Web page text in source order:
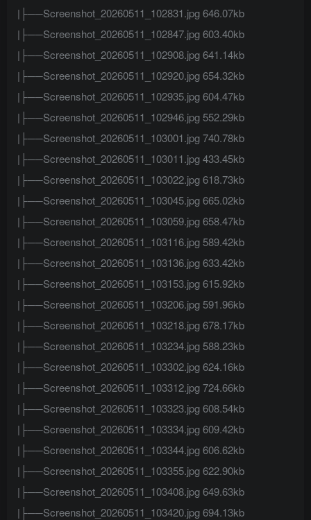
|├──Screenshot_20260511_102831.jpg 646.07kb
|├──Screenshot_20260511_102847.jpg 603.40kb
|├──Screenshot_20260511_102908.jpg 641.14kb
|├──Screenshot_20260511_102920.jpg 654.32kb
|├──Screenshot_20260511_102935.jpg 604.47kb
|├──Screenshot_20260511_102946.jpg 552.29kb
|├──Screenshot_20260511_103001.jpg 740.78kb
|├──Screenshot_20260511_103011.jpg 433.45kb
|├──Screenshot_20260511_103022.jpg 618.73kb
|├──Screenshot_20260511_103045.jpg 665.02kb
|├──Screenshot_20260511_103059.jpg 658.47kb
|├──Screenshot_20260511_103116.jpg 589.42kb
|├──Screenshot_20260511_103136.jpg 633.42kb
|├──Screenshot_20260511_103153.jpg 615.92kb
|├──Screenshot_20260511_103206.jpg 591.96kb
|├──Screenshot_20260511_103218.jpg 678.17kb
|├──Screenshot_20260511_103234.jpg 588.23kb
|├──Screenshot_20260511_103302.jpg 624.16kb
|├──Screenshot_20260511_103312.jpg 724.66kb
|├──Screenshot_20260511_103323.jpg 608.54kb
|├──Screenshot_20260511_103334.jpg 609.42kb
|├──Screenshot_20260511_103344.jpg 606.62kb
|├──Screenshot_20260511_103355.jpg 622.90kb
|├──Screenshot_20260511_103408.jpg 649.63kb
|├──Screenshot_20260511_103420.jpg 694.13kb